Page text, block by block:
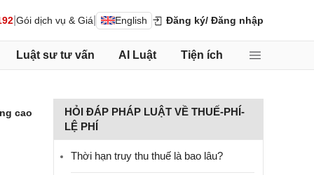
Gói dịch vụ & Giá English Đăng ký/ Đăng nhập
Luật sư tư vấn AI Luật Tiện ích
cao
HỎI ĐÁP PHÁP LUẬT VỀ THUẾ-PHÍ-
LỆ PHÍ
Thời hạn truy thu thuế là bao lâu?